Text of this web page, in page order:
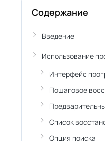
Содержание
Введение
Использование
Интерфейс
Пошаговое
Список
Опция поиска